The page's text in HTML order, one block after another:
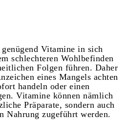
Vitamine in sich
schlechteren Wohlbefinden
Folgen führen. Daher
eines Mangels achten
handeln oder einen
Vitamine können nämlich
Präparate, sondern auch
Nahrung zugeführt werden.